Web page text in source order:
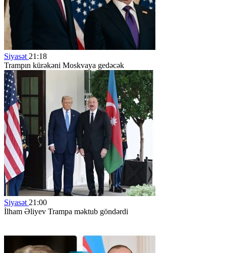
Siyasət 21:18
Trampın kürəkəni Moskvaya gedəcək
Siyasət 21:00
İlham Əliyev Trampa məktub göndərdi